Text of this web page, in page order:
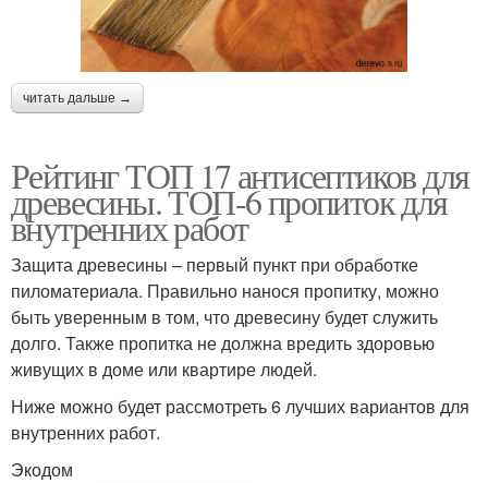
читать дальше →
Рейтинг ТОП 17 антисептиков для
древесины. ТОП-6 пропиток для
внутренних работ
Защита древесины – первый пункт при обработке
пиломатериала. Правильно нанося пропитку, можно
быть уверенным в том, что древесину будет служить
долго. Также пропитка не должна вредить здоровью
живущих в доме или квартире людей.
Ниже можно будет рассмотреть 6 лучших вариантов для
внутренних работ.
Экодом